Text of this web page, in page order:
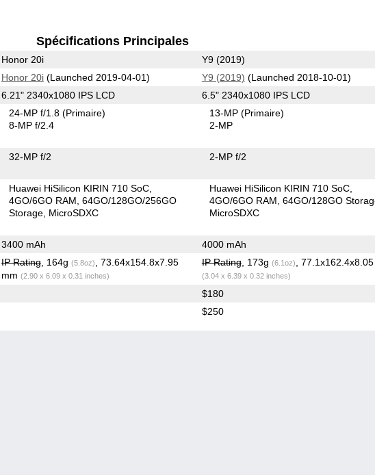
Spécifications Principales
Honor 20i Y9 (2019)
Honor 20i(Launched 2019-04-01) Y9 (2019) (Launched 2018-10-01)
6.21" 2340x1080 IPS LCD 6.5" 2340x1080 IPS LCD
24-MP f/1.8(Primaire)
8-MP f/2.4
13-MP(Primaire)
2-MP
32-MP f/2 2-MP f/2
Huawei HiSilicon KIRIN 710 SoC
4GO/6GO RAM 64GO/128GO/256GO
Storage MicroSDXC
Huawei HiSilicon KIRIN 710 SoC
4GO/6GO RAM 64GO/128GO
MicroSDXC
3400 mAh 4000 mAh
IP Rating, 164g (5.8oz)
, 73.64x154.8x7.95
mm (2.90 x 6.09 x 0.31 inches)
IP Rating, 173g (6.1oz) ,
(3.04 x 6.39 x 0.32 inches)
$180
$250